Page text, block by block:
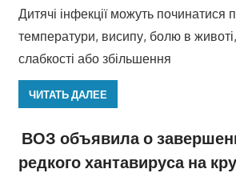
Дитячі інфекції можуть починатися
температури, висипу, болю в
слабкості або збільшення
ЧИТАТЬ ДАЛЕЕ
ВОЗ объявила о
редкого хантавируса на